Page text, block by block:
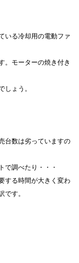
いる冷却用の電動ファ
。モーターの焼き付き
しょう。
台数は劣っていますの
で調べたり・・・
する時間が大きく変わ
です。